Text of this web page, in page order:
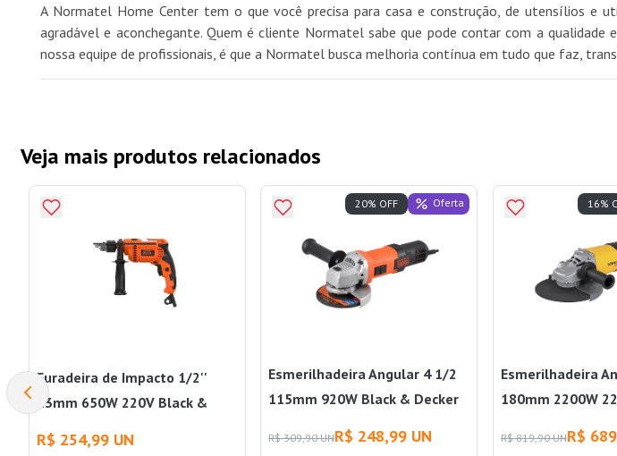
A Normatel Home Center tem o que você precisa para casa e construção, de utensílios e
agradável e aconchegante. Quem é cliente Normatel sabe que pode contar com a
nossa equipe de profissionais, é que a Normatel busca melhoria contínua em tudo que faz,
Veja mais produtos relacionados
Furadeira de Impacto 1/2''
13mm 650W 220V Black &
R$ 254,99 UN
Esmerilhadeira Angular 4 1/2
115mm 920W Black & Decker
R$ 309,90 UNR$ 248,99 UN
20% OFF Oferta
Esmerilhadeira
180mm 2200W
R$ 819,90 UNR$
16%